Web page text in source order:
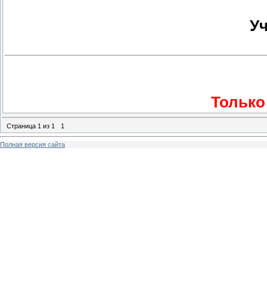
Страница 1 из 1 1
Полная версия сайта